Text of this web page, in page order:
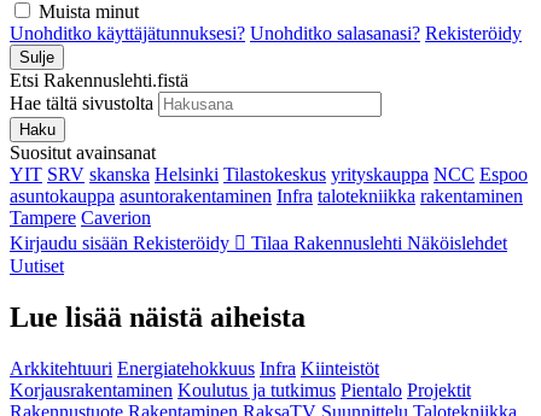
Muista minut
Unohditko käyttäjätunnuksesi? Unohditko salasanasi? Rekisteröidy
Sulje
Etsi Rakennuslehti.fistä
Hae tältä sivustolta
Haku
Suositut avainsanat
YIT SRV skanska Helsinki Tilastokeskus yrityskauppa NCC Espoo
asuntokauppa asuntorakentaminen Infra talotekniikka rakentaminen
Tampere Caverion
Kirjaudu sisään Rekisteröidy Tilaa Rakennuslehti Näköislehdet
Uutiset
Lue lisää näistä aiheista
Arkkitehtuuri Energiatehokkuus Infra Kiinteistöt
Korjausrakentaminen Koulutus ja tutkimus Pientalo Projektit
Rakennustuote Rakentaminen RaksaTV Suunnittelu Talotekniikka